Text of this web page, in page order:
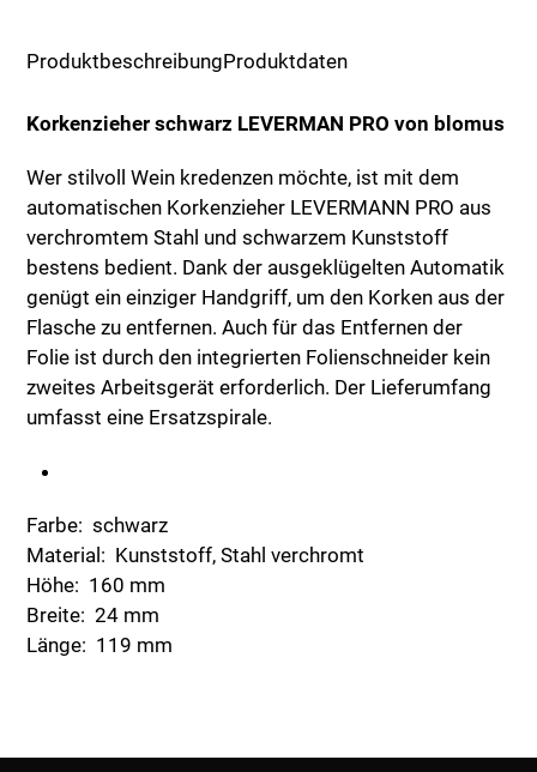
ProduktbeschreibungProduktdaten
Korkenzieher schwarz LEVERMAN PRO von blomus
Wer stilvoll Wein kredenzen möchte, ist mit dem
automatischen Korkenzieher LEVERMANN PRO aus
verchromtem Stahl und schwarzem Kunststoff
bestens bedient. Dank der ausgeklügelten Automatik
genügt ein einziger Handgriff, um den Korken aus der
Flasche zu entfernen. Auch für das Entfernen der
Folie ist durch den integrierten Folienschneider kein
zweites Arbeitsgerät erforderlich. Der Lieferumfang
umfasst eine Ersatzspirale.
Farbe: schwarz
Material: Kunststoff, Stahl verchromt
Höhe: 160 mm
Breite: 24 mm
Länge: 119 mm